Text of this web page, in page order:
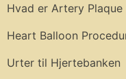
Hvad er Artery Plaque
Heart Balloon
Urter til Hjertebanken